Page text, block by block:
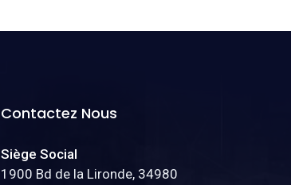
Contactez Nous
Siège Social
1900 Bd de la Lironde, 34980